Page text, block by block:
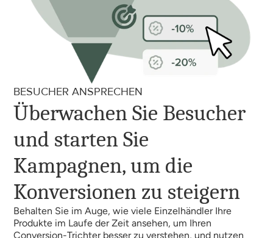
BESUCHER ANSPRECHEN
Überwachen Sie Besucher
und starten Sie
Kampagnen, um die
Konversionen zu steigern
Behalten Sie im Auge, wie viele Einzelhändler Ihre
Produkte im Laufe der Zeit ansehen, um Ihren
Conversion-Trichter besser zu verstehen, und nutzen